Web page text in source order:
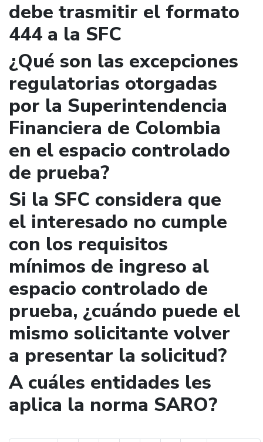
debe trasmitir el formato
444 a la SFC
¿Qué son las excepciones
regulatorias otorgadas
por la Superintendencia
Financiera de Colombia
en el espacio controlado
de prueba?
Si la SFC considera que
el interesado no cumple
con los requisitos
mínimos de ingreso al
espacio controlado de
prueba, ¿cuándo puede el
mismo solicitante volver
a presentar la solicitud?
A cuáles entidades les
aplica la norma SARO?